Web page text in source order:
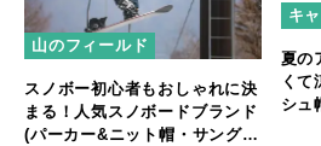
山のフィールド
スノボー初心者もおしゃれに決
まる！人気スノボードブランド
(パーカー&ニット帽・サングラ
キ
夏の
く
シュ